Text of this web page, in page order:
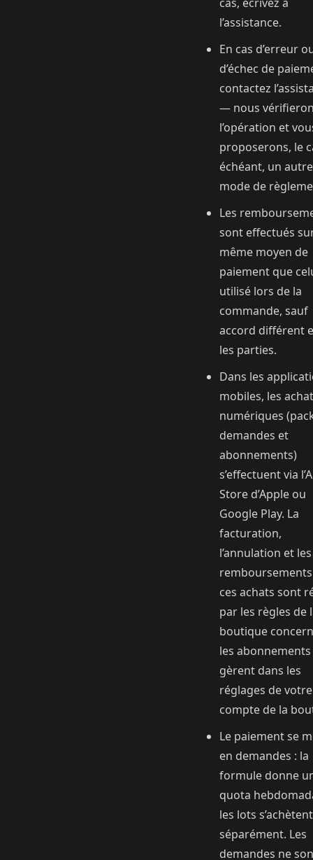
l’assistance.
En cas d’erreur
d’échec de
contactez
— nous
l’opération et
proposerons, le
échéant, un autre
mode de
Les
sont effectués
même moyen de
paiement que
utilisé lors de la
commande, sauf
accord différent
les parties.
Dans les
mobiles, les
numériques
demandes et
abonnements)
s’effectuent via
Store d’Apple ou
Google Play. La
facturation,
l’annulation et les
ces achats sont
par les règles de
boutique
les abonnements
gèrent dans les
réglages de votre
compte de la
Le paiement se
en demandes : la
formule donne
quota
les lots s’achètent
séparément. Les
demandes ne